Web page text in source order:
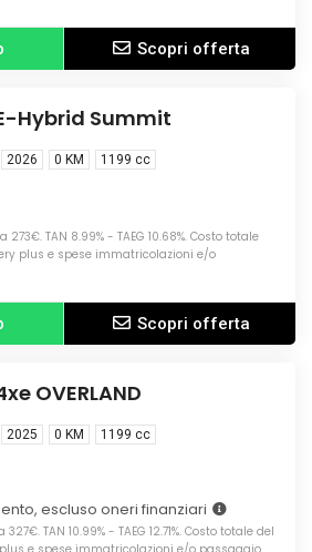
Scopri offerta
Hybrid Summit
2026 0 KM 1199 cc
TAN 8.99% - TAEG 10.68%. Costo totale
plus e spese immatricolazioni e/o
Scopri offerta
OVERLAND
2025 0 KM 1199 cc
escluso oneri finanziari
TAN 10.99% - TAEG 12.71%. Costo totale del